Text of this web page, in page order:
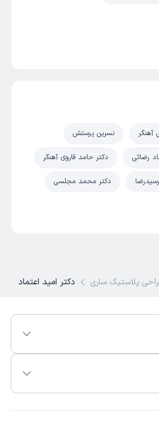
آهنگر نسرین پرستش
رضائی دکتر حامد قاروی آهنگر
دکتر محمد مجلسی
پلاستیک ساری دکتر امید اعتماد